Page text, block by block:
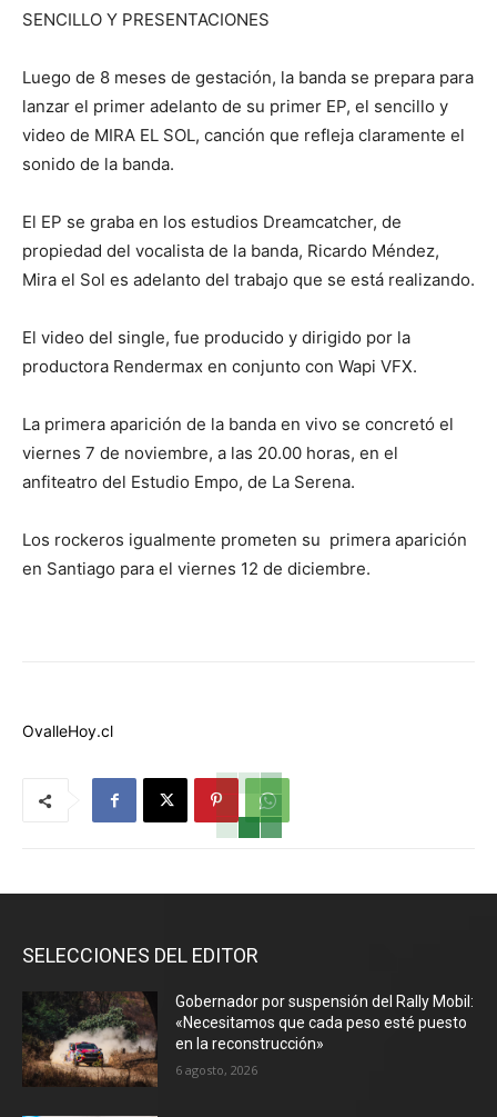
SENCILLO Y PRESENTACIONES
Luego de 8 meses de gestación, la banda se prepara para
lanzar el primer adelanto de su primer EP, el sencillo y
video de MIRA EL SOL, canción que refleja claramente el
sonido de la banda.
El EP se graba en los estudios Dreamcatcher, de
propiedad del vocalista de la banda, Ricardo Méndez,
Mira el Sol es adelanto del trabajo que se está realizando.
El video del single, fue producido y dirigido por la
productora Rendermax en conjunto con Wapi VFX.
La primera aparición de la banda en vivo se concretó el
viernes 7 de noviembre, a las 20.00 horas, en el
anfiteatro del Estudio Empo, de La Serena.
Los rockeros igualmente prometen su primera aparición
en Santiago para el viernes 12 de diciembre.
OvalleHoy.cl
SELECCIONES DEL EDITOR
Gobernador por suspensión del Rally Mobil:
«Necesitamos que cada peso esté puesto
en la reconstrucción»
6 agosto, 2026